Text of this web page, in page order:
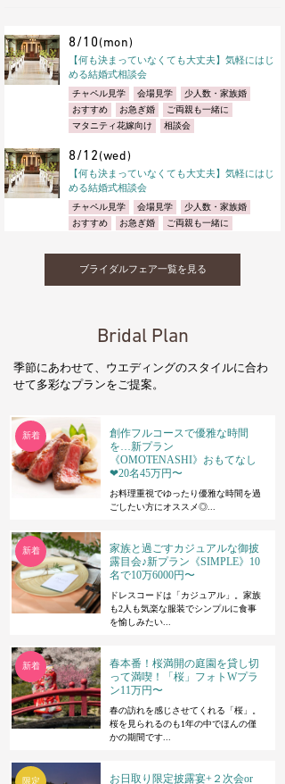
8/10(mon)
【何も決まっていなくても大丈夫】気軽にはじ
める結婚式相談会
チャペル見学 会場見学
少人数・家族婚
おすすめ
お急ぎ婚
ご両親も一緒に
マタニティ花嫁向け
相談会
8/12(wed)
【何も決まっていなくても大丈夫】気軽にはじ
める結婚式相談会
チャペル見学 会場見学
少人数・家族婚
おすすめ
お急ぎ婚
ご両親も一緒に
8/17(mon)
【何も決まっていなくても大丈夫】気軽にはじ
おすすめ
お急ぎ婚
ご両親も一緒に
8/19(wed)
チャペル見学 会場見学
少人数・家族婚
おすすめ
お急ぎ婚
ご両親も一緒に
マタニティ花嫁向け
相談会
8/20 (thu)
【何も決まっていなくても大丈夫】気軽にはじ
チャペル見学 会場見学
少人数・家族婚
おすすめ
お急ぎ婚
ご両親も一緒に
マタニティ花嫁向け
相談会
8/22(sat)
【何も決まっていなくても大丈夫】気軽にはじ
チャペル見学 会場見学
少人数・家族婚
おすすめ
お急ぎ婚
ご両親も一緒に
マタニティ花嫁向け
8/23(sun)
【料理重視派におすすめ】受け継がれる美味し
フルコース試食 チャペル見学
ブライダルフェア一覧を見る
Bridal Plan
季節にあわせて、ウエディングのスタイルに合わ
せて多彩なプランをご提案。
新着
創作フルコースで優雅な時間
を…新プラン
《OMOTENASHI》おもてなし
❤︎20名45万円〜
お料理重視でゆったり優雅な時間を過
ごしたい方にオススメ◎...
新着
家族と過ごすカジュアルな御披
露目会♪新プラン《SIMPLE》10
名で10万6000円〜
ドレスコードは「カジュアル」。家族
も2人も気楽な服装でシンプルに食事
を愉しみたい...
新着
春本番！桜満開の庭園を貸し切
って満喫！「桜」フォトWプラ
ン11万円〜
春の訪れを感じさせてくれる「桜」。
桜を見られるのも1年の中でほんの僅
かの期間です...
限定 お日取り限定披露宴+２次会or